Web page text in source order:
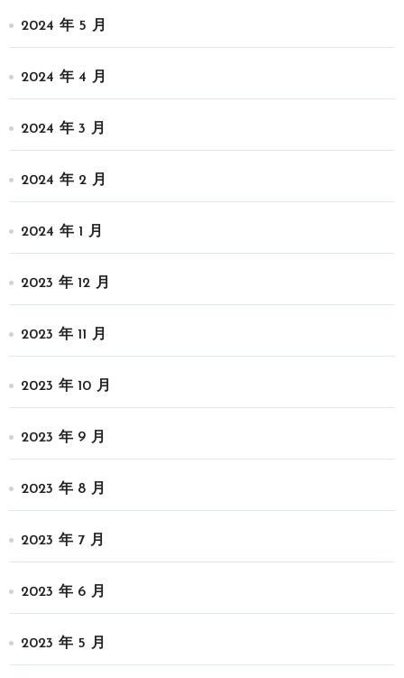
2024 年 5 月
2024 年 4 月
2024 年 3 月
2024 年 2 月
2024 年 1 月
2023 年 12 月
2023 年 11 月
2023 年 10 月
2023 年 9 月
2023 年 8 月
2023 年 7 月
2023 年 6 月
2023 年 5 月